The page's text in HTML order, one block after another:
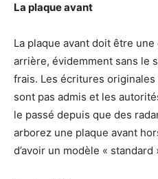
La plaque avant
La plaque avant doit être
arrière, évidemment sans le
frais. Les écritures
sont pas admis et les
le passé depuis que des
arborez une plaque avant
d’avoir un modèle «